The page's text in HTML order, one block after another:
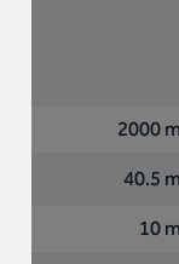
2000
40.5
10